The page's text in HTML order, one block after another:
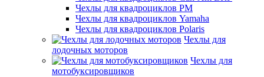
Чехлы для квадроциклов РМ
Чехлы для квадроциклов Yamaha
Чехлы для квадроциклов Polaris
Чехлы для
лодочных моторов
Чехлы для
мотобуксировщиков